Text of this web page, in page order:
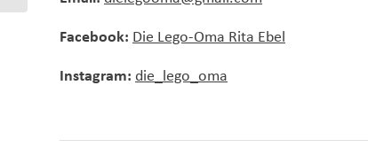
Facebook: Die Lego-Oma Rita Ebel
Instagram: die_lego_oma